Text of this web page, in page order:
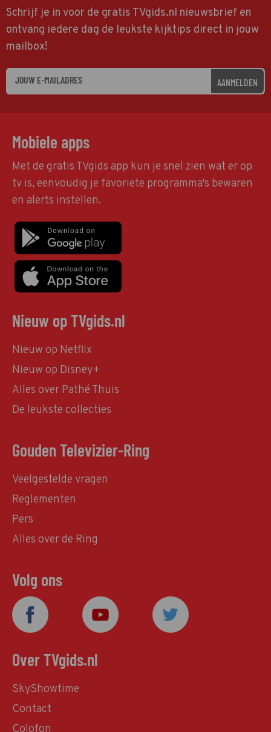
Schrijf je in voor de gratis TVgids.nl nieuwsbrief en
ontvang iedere dag de leukste kijktips direct in jouw
mailbox!
AANMELDEN
Mobiele apps
Met de gratis TVgids app kun je snel zien wat er op
tv is, eenvoudig je favoriete programma's bewaren
en alerts instellen.
Nieuw op TVgids.nl
Nieuw op Netflix
Nieuw op Disney+
Alles over Pathé Thuis
De leukste collecties
Gouden Televizier-Ring
Veelgestelde vragen
Reglementen
Pers
Alles over de Ring
Volg ons
Over TVgids.nl
SkyShowtime
Contact